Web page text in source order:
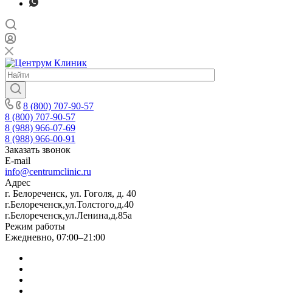
8 (800) 707-90-57
8 (800) 707-90-57
8 (988) 966-07-69
8 (988) 966-00-91
Заказать звонок
E-mail
info@centrumclinic.ru
Адрес
г. Белореченск, ул. Гоголя, д. 40
г.Белореченск,ул.Толстого,д.40
г.Белореченск,ул.Ленина,д.85а
Режим работы
Ежедневно, 07:00–21:00